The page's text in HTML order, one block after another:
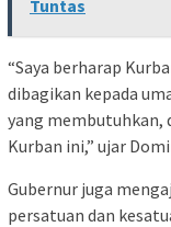
Tuntas
“Saya berharap
dibagikan kepada
yang membutuhkan,
Kurban ini,” ujar
Gubernur juga
persatuan dan